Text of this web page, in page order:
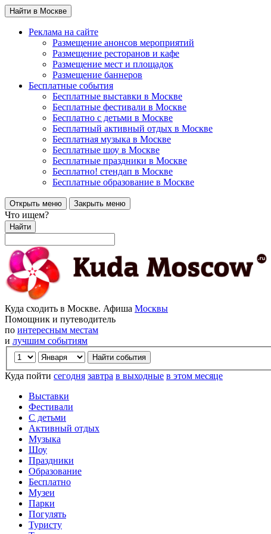
Найти в Москве
Реклама на сайте
Размещение анонсов мероприятий
Размещение ресторанов и кафе
Размещение мест и площадок
Размещение баннеров
Бесплатные события
Бесплатные выставки в Москве
Бесплатные фестивали в Москве
Бесплатно с детьми в Москве
Бесплатный активный отдых в Москве
Бесплатная музыка в Москве
Бесплатные шоу в Москве
Бесплатные праздники в Москве
Бесплатно! стендап в Москве
Бесплатные образование в Москве
Открыть меню Закрыть меню
Что ищем?
Найти
Куда сходить в Москве. Афиша Москвы
Помощник и путеводитель
по интересным местам
и лучшим событиям
Куда пойти сегодня завтра в выходные в этом месяце
Выставки
Фестивали
С детьми
Активный отдых
Музыка
Шоу
Праздники
Образование
Бесплатно
Музеи
Парки
Погулять
Туристу